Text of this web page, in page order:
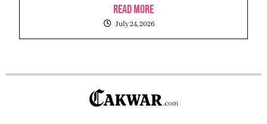
Read More
July 24, 2026